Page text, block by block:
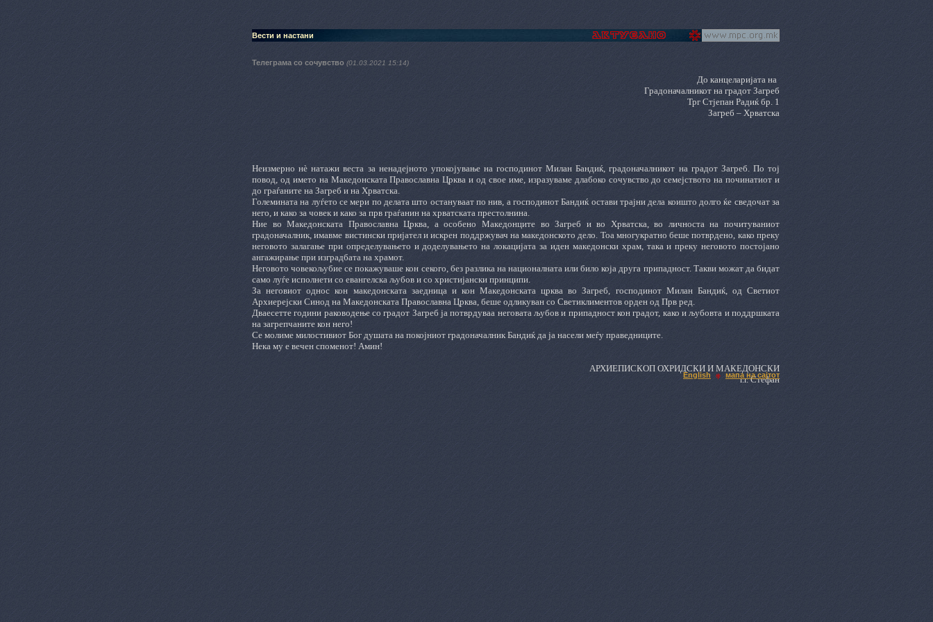
Вести и настани
Телеграма со сочувство (01.03.2021 15:14)
До канцеларијата на
Градоначалникот на градот Загреб
Трг Стјепан Радиќ бр. 1
Загреб – Хрватска
Неизмерно нè натажи веста за ненадејното упокојување на господинот Милан Бандиќ, градоначалникот на градот Загреб. По тој
повод, од името на Македонската Православна Црква и од свое име, изразуваме длабоко сочувство до семејството на починатиот и
до граѓаните на Загреб и на Хрватска.
Големината на луѓето се мери по делата што остануваат по нив, а господинот Бандиќ остави трајни дела коишто долго ќе сведочат за
него, и како за човек и како за прв граѓанин на хрватската престолнина.
Ние во Македонската Православна Црква, а особено Македонците во Загреб и во Хрватска, во личноста на почитуваниот
градоначалник, имавме вистински пријател и искрен поддржувач на македонското дело. Тоа многукратно беше потврдено, како преку
неговото залагање при определувањето и доделувањето на локацијата за иден македонски храм, така и преку неговото постојано
ангажирање при изградбата на храмот.
Неговото човекољубие се покажуваше кон секого, без разлика на националната или било која друга припадност. Такви можат да бидат
само луѓе исполнети со евангелска љубов и со христијански принципи.
За неговиот однос кон македонската заедница и кон Македонската црква во Загреб, господинот Милан Бандиќ, од Светиот
Архиерејски Синод на Македонската Православна Црква, беше одликуван со Светиклиментов орден од Прв ред.
Дваесетте години раководење со градот Загреб ја потврдуваа неговата љубов и припaдност кон градот, како и љубовта и поддршката
на загрепчаните кон него!
Се молиме милостивиот Бог душата на покојниот градоначалник Бандиќ да ја насели меѓу праведниците.
Нека му е вечен споменот! Амин!
АРХИЕПИСКОП ОХРИДСКИ И МАКЕДОНСКИ
г.г. Стефан
English мапа на сајтот